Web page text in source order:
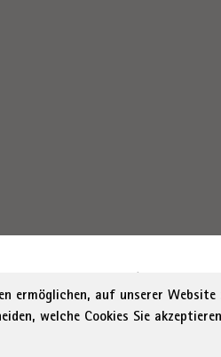
ermöglichen, auf unserer
welche Cookies Sie